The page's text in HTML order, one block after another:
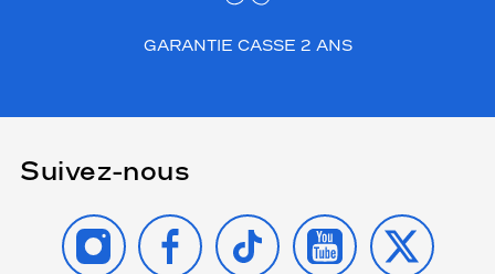
GARANTIE CASSE 2 ANS
Suivez-nous
INSTAGRAMFACEBOOK
TIKTOK YOUTUBE
X